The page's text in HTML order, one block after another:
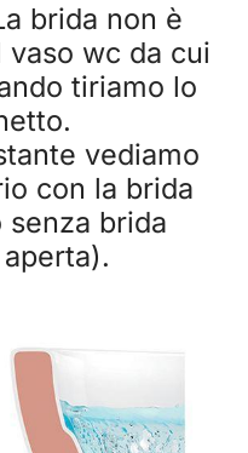
brida non è
wc da cui
tiriamo lo
vediamo
con la brida
senza brida